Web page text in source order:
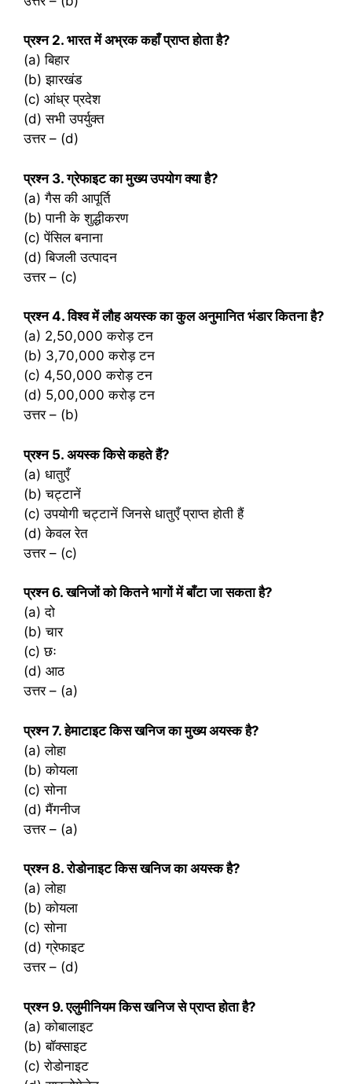
प्रश्‍न 2. भारत में अभ्रक कहाँ प्राप्त होता है?
(a) बिहार
(b) झारखंड
(c) आंध्र प्रदेश
(d) सभी उपर्युक्त
उत्तर – (d)
प्रश्‍न 3. ग्रेफाइट का मुख्य उपयोग क्या है?
(a) गैस की आपूर्ति
(b) पानी के शुद्धीकरण
(c) पेंसिल बनाना
(d) बिजली उत्पादन
उत्तर – (c)
प्रश्‍न 4. विश्व में लौह अयस्क का कुल अनुमानित भंडार कितना है?
(a) 2,50,000 करोड़ टन
(b) 3,70,000 करोड़ टन
(c) 4,50,000 करोड़ टन
(d) 5,00,000 करोड़ टन
उत्तर – (b)
प्रश्‍न 5. अयस्क किसे कहते हैं?
(a) धातुएँ
(b) चट्टानें
(c) उपयोगी चट्टानें जिनसे धातुएँ प्राप्त होती हैं
(d) केवल रेत
उत्तर – (c)
प्रश्‍न 6. खनिजों को कितने भागों में बाँटा जा सकता है?
(a) दो
(b) चार
(c) छः
(d) आठ
उत्तर – (a)
प्रश्‍न 7. हेमाटाइट किस खनिज का मुख्य अयस्क है?
(a) लोहा
(b) कोयला
(c) सोना
(d) मैंगनीज
उत्तर – (a)
प्रश्‍न 8. रोडोनाइट किस खनिज का अयस्क है?
(a) लोहा
(b) कोयला
(c) सोना
(d) ग्रेफाइट
उत्तर – (d)
प्रश्‍न 9. एलुमीनियम किस खनिज से प्राप्त होता है?
(a) कोबालाइट
(b) बॉक्साइट
(c) रोडोनाइट